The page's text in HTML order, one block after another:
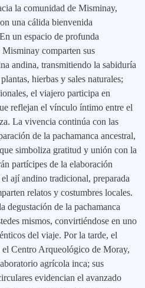
la comunidad de Misminay,
una cálida bienvenida
un espacio de profunda
comparten sus
andina, transmitiendo la sabiduría
hierbas y sales naturales;
el viajero participa en
reflejan el vínculo íntimo entre el
La vivencia continúa con las
de la pachamanca ancestral,
simboliza gratitud y unión con la
partícipes de la elaboración
ají andino tradicional, preparada
relatos y costumbres locales.
degustación de la pachamanca
mismos, convirtiéndose en uno
del viaje. Por la tarde, el
Centro Arqueológico de Moray,
agrícola inca; sus
evidencian el avanzado